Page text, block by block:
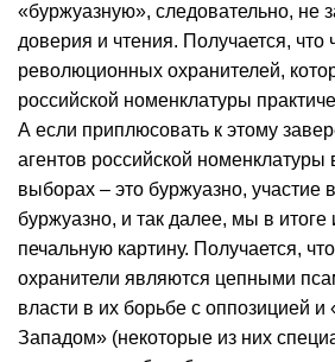
«буржуазную», следовательно, не
доверия и чтения. Получается, что
революционных охранителей,
российской номенклатуры
А если приплюсовать к этому
агентов российской номенклатуры
выборах – это буржуазно, участие
буржуазно, и так далее, мы в
печальную картину. Получается,
охранители являются цепными
власти в их борьбе с оппозицией
Западом» (некоторые из них